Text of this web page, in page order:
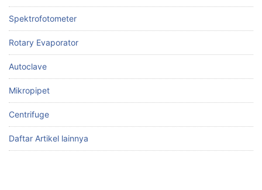
Spektrofotometer
Rotary Evaporator
Autoclave
Mikropipet
Centrifuge
Daftar Artikel lainnya